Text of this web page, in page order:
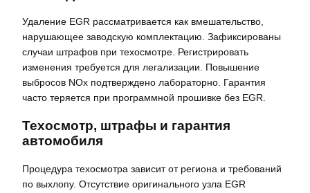
Удаление EGR рассматривается как вмешательство,
нарушающее заводскую комплектацию. Зафиксированы
случаи штрафов при техосмотре. Регистрировать
изменения требуется для легализации. Повышение
выбросов NOx подтверждено лабораторно. Гарантия
часто теряется при программной прошивке без EGR.
Техосмотр, штрафы и гарантия
автомобиля
Процедура техосмотра зависит от региона и требований
по выхлопу. Отсутствие оригинального узла EGR